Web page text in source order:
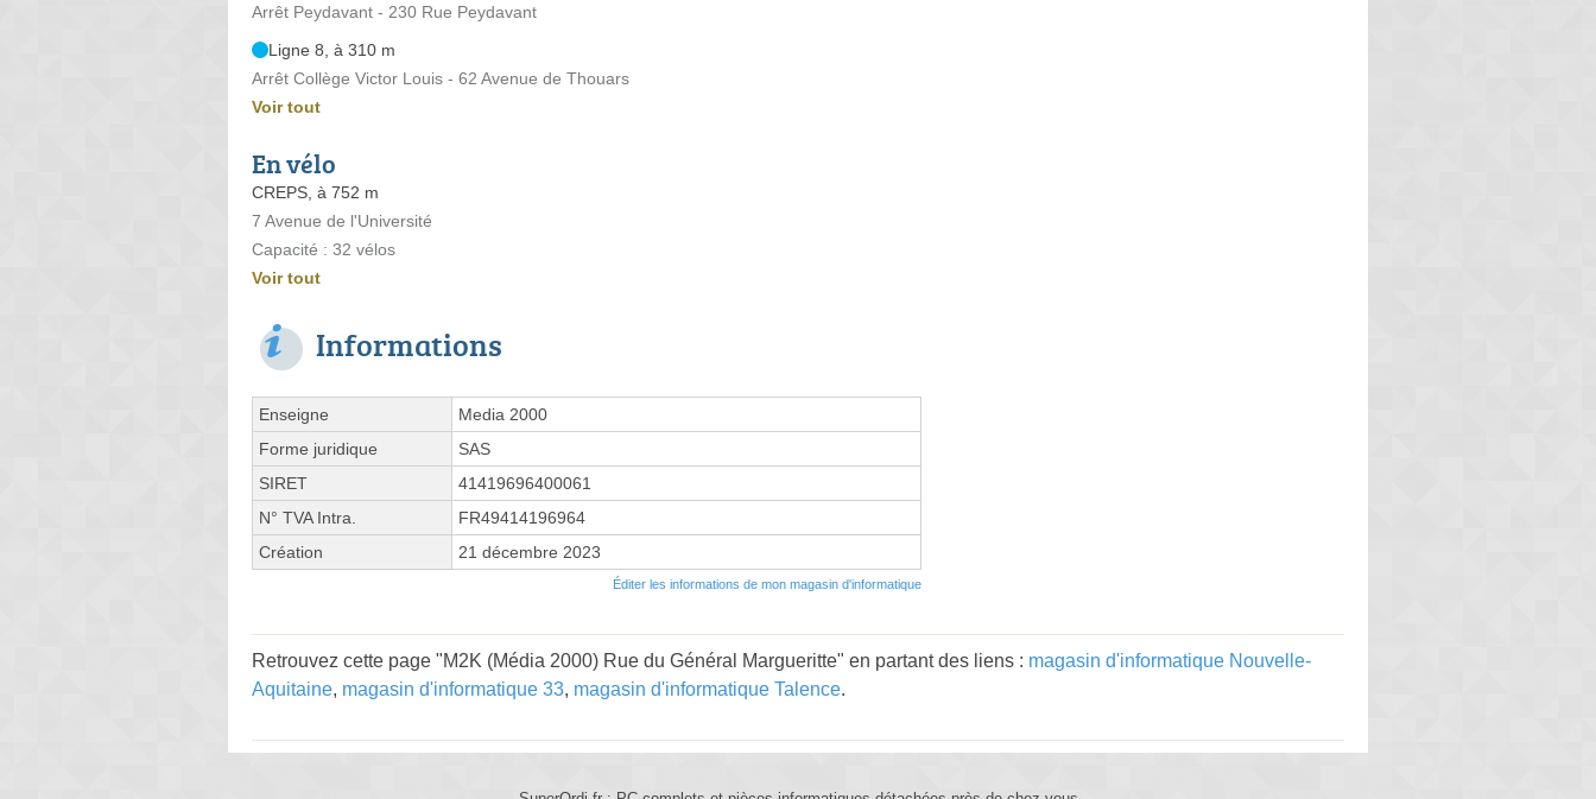
Arrêt Peydavant - 230 Rue Peydavant
Ligne 8, à 310 m
Arrêt Collège Victor Louis - 62 Avenue de Thouars
Voir tout
En vélo
CREPS, à 752 m
7 Avenue de l'Université
Capacité : 32 vélos
Voir tout
Informations
Enseigne
Media 2000
Forme juridique
SAS
SIRET
41419696400061
N° TVA Intra.
FR49414196964
Création
21 décembre 2023
Éditer les informations de mon magasin d'informatique
Retrouvez cette page "M2K (Média 2000) Rue du Général Margueritte" en partant des liens : magasin d'informatique Nouvelle-
Aquitaine, magasin d'informatique 33, magasin d'informatique Talence.